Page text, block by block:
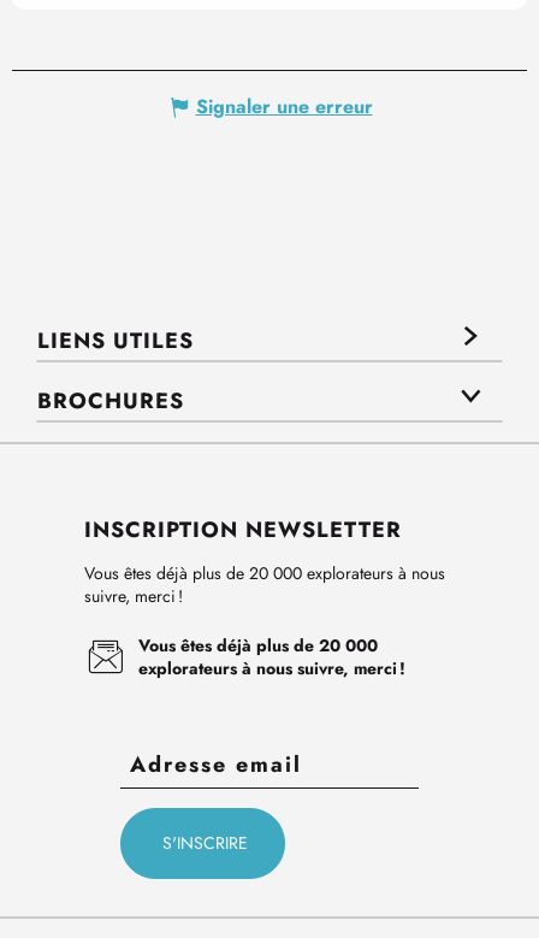
Signaler une erreur
LIENS UTILES
BROCHURES
INSCRIPTION NEWSLETTER
Vous êtes déjà plus de 20 000 explorateurs à nous
suivre, merci !
Vous êtes déjà plus de 20 000
explorateurs à nous suivre, merci !